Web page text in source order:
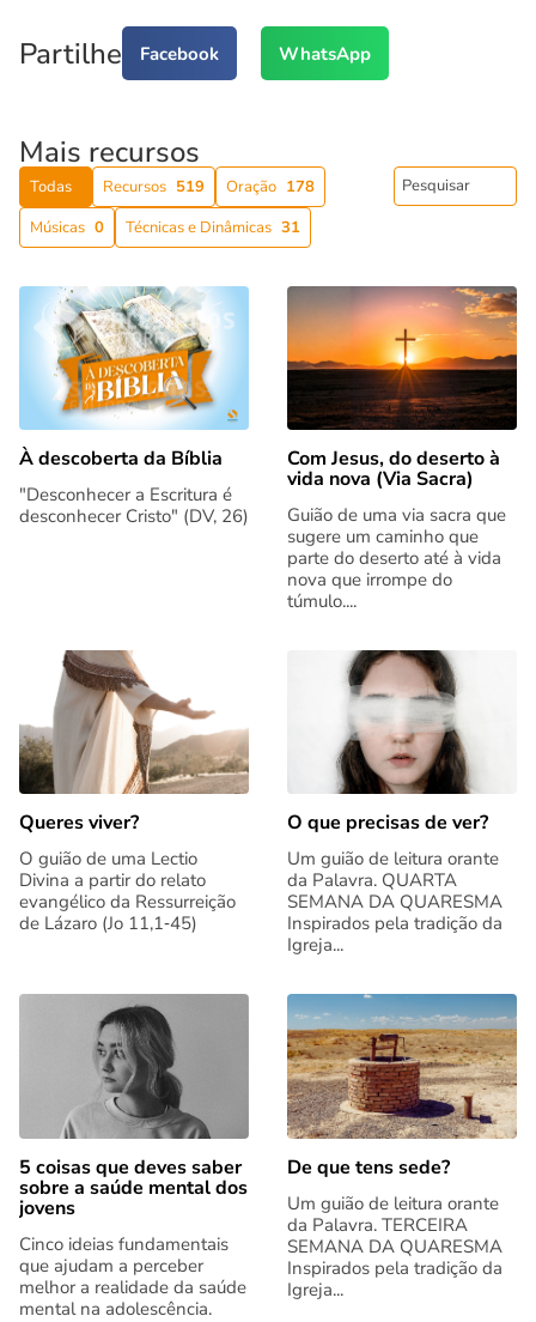
Partilhe Facebook WhatsApp
Mais recursos
Todas Recursos 519 Oração 178
Músicas 0 Técnicas e Dinâmicas 31
À descoberta da Bíblia
"Desconhecer a Escritura é
desconhecer Cristo" (DV, 26)
Com Jesus, do deserto à
vida nova (Via Sacra)
Guião de uma via sacra que
sugere um caminho que
parte do deserto até à vida
nova que irrompe do
túmulo....
Queres viver?
O guião de uma Lectio
Divina a partir do relato
evangélico da Ressurreição
de Lázaro (Jo 11,1‑45)
O que precisas de ver?
Um guião de leitura orante
da Palavra. QUARTA
SEMANA DA QUARESMA
Inspirados pela tradição da
Igreja...
5 coisas que deves saber
sobre a saúde mental dos
jovens
Cinco ideias fundamentais
que ajudam a perceber
melhor a realidade da saúde
mental na adolescência.
De que tens sede?
Um guião de leitura orante
da Palavra. TERCEIRA
SEMANA DA QUARESMA
Inspirados pela tradição da
Igreja...